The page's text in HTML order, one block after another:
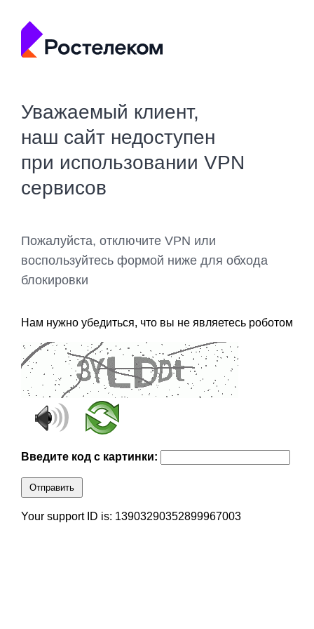
Уважаемый клиент,
наш сайт недоступен
при использовании VPN
сервисов
Пожалуйста, отключите VPN или
воспользуйтесь формой ниже для обхода
блокировки
Нам нужно убедиться, что вы не являетесь роботом
Введите код с картинки:
Отправить
Your support ID is: 13903290352899967003